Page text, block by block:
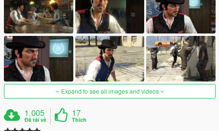
Expand to see all images and videos
1.005
Đã tải về
17
Thích